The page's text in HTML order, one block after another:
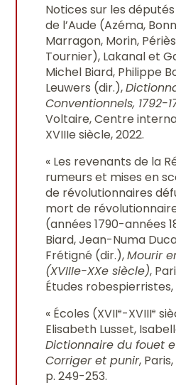
Notices sur les
de l’Aude (Azéma,
Marragon, Morin,
Tournier), Lakanal et
Michel Biard, Philippe
Leuwers (dir.),
Conventionnels, 1792-
Voltaire, Centre
XVIIIe siècle, 2022.
« Les revenants de la
rumeurs et mises en
de révolutionnaires
mort de
(années 1790-années
Biard, Jean-Numa
Frétigné (dir.),Mourir
(XVIIIe-XXe siècle),
Études robespierristes,
« Écoles (XVIIe-XVIIIe
Elisabeth Lusset,
Dictionnaire du fouet
Corriger et punir,
p. 249-253.